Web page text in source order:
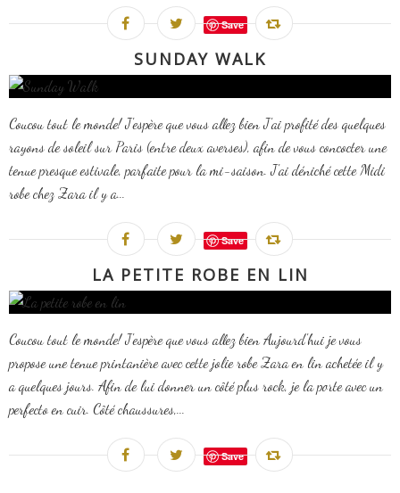
Save
SUNDAY WALK
Coucou tout le monde! J'espère que vous allez bien J'ai profité des quelques
rayons de soleil sur Paris (entre deux averses), afin de vous concocter une
tenue presque estivale, parfaite pour la mi-saison. J'ai déniché cette Midi
robe chez Zara il y a...
Save
LA PETITE ROBE EN LIN
Coucou tout le monde! J'espère que vous allez bien Aujourd'hui je vous
propose une tenue printanière avec cette jolie robe Zara en lin achetée il y
a quelques jours. Afin de lui donner un côté plus rock, je la porte avec un
perfecto en cuir. Côté chaussures,...
Save